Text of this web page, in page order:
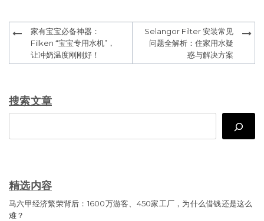
Post
navigation
家有宝宝必备神器：
Filken “宝宝专用水机”，
让冲奶温度刚刚好！
Selangor Filter 安装常见
问题全解析：住家用水疑
惑与解决方案
搜索文章
精选内容
马六甲经济繁荣背后：1600万游客、450家工厂，为什么借钱还是这么
难？